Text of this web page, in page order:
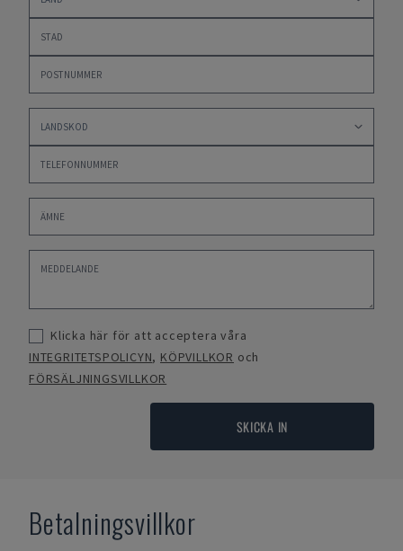
Klicka här för att acceptera våra
INTEGRITETSPOLICYN, KÖPVILLKOR och
FÖRSÄLJNINGSVILLKOR
SKICKA IN
Betalningsvillkor